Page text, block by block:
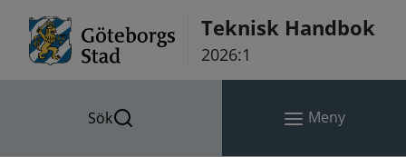
Teknisk Handbok
2026:1
Sök Meny